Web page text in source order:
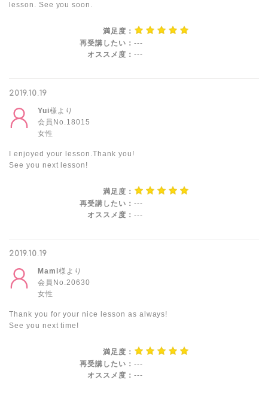
lesson. See you soon.
満足度：
再受講したい： ---
オススメ度： ---
2019.10.19
Yui様より
会員No.18015
女性
I enjoyed your lesson.Thank you!
See you next lesson!
満足度：
再受講したい： ---
オススメ度： ---
2019.10.19
Mami様より
会員No.20630
女性
Thank you for your nice lesson as always!
See you next time!
満足度：
再受講したい： ---
オススメ度： ---